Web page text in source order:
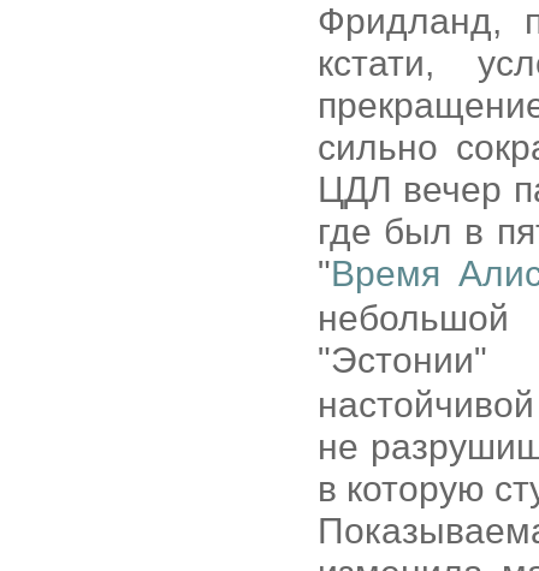
Фридланд,
кстати,
сильно
ЦДЛ вечер
где был в
"Время
не
в которую